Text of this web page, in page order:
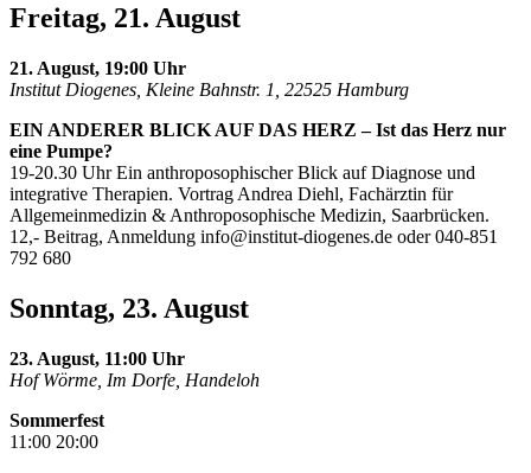
Freitag, 21. August
21. August, 19:00 Uhr
Institut Diogenes, Kleine Bahnstr. 1, 22525 Hamburg
EIN ANDERER BLICK AUF DAS HERZ – Ist das Herz nur
eine Pumpe?
19-20.30 Uhr Ein anthroposophischer Blick auf Diagnose und
integrative Therapien. Vortrag Andrea Diehl, Fachärztin für
Allgemeinmedizin & Anthroposophische Medizin, Saarbrücken.
12,- Beitrag, Anmeldung info@institut-diogenes.de oder 040-851
792 680
Sonntag, 23. August
23. August, 11:00 Uhr
Hof Wörme, Im Dorfe, Handeloh
Sommerfest
11:00 20:00